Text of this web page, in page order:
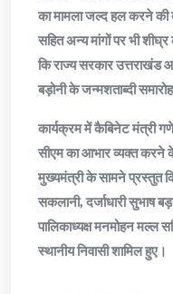
का मामला जल्द हल करने की
सहित अन्य मांगों पर भी
कि राज्य सरकार उत्तराखंड
बड़ोनी के जन्मशताब्दी
कार्यक्रम में कैबिनेट मंत्री
सीएम का आभार व्यक्त करने के
मुख्यमंत्री के सामने प्रस्तुत
सकलानी, दर्जाधारी सुभाष
पालिकाध्यक्ष मनमोहन मल्ल
स्थानीय निवासी शामिल हुए।